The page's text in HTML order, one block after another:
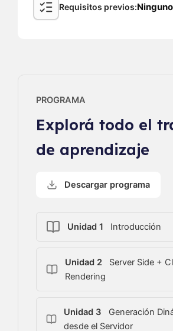
Requisitos previos Ninguno
PROGRAMA
Explorá todo el
de aprendizaje
Descargar programa
Unidad 1 Introducción
Unidad 2
Server Side +
Rendering
Unidad 3
Generación
desde el Servidor